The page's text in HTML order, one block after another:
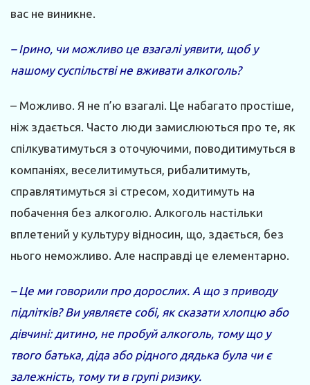
вас не виникне.
– Ірино, чи можливо це взагалі уявити, щоб у
нашому суспільстві не вживати алкоголь?
– Можливо. Я не п’ю взагалі. Це набагато простіше,
ніж здається. Часто люди замислюються про те, як
спілкуватимуться з оточуючими, поводитимуться в
компаніях, веселитимуться, рибалитимуть,
справлятимуться зі стресом, ходитимуть на
побачення без алкоголю. Алкоголь настільки
вплетений у культуру відносин, що, здається, без
нього неможливо. Але насправді це елементарно.
– Це ми говорили про дорослих. А що з приводу
підлітків? Ви уявляєте собі, як сказати хлопцю або
дівчині: дитино, не пробуй алкоголь, тому що у
твого батька, діда або рідного дядька була чи є
залежність, тому ти в групі ризику.